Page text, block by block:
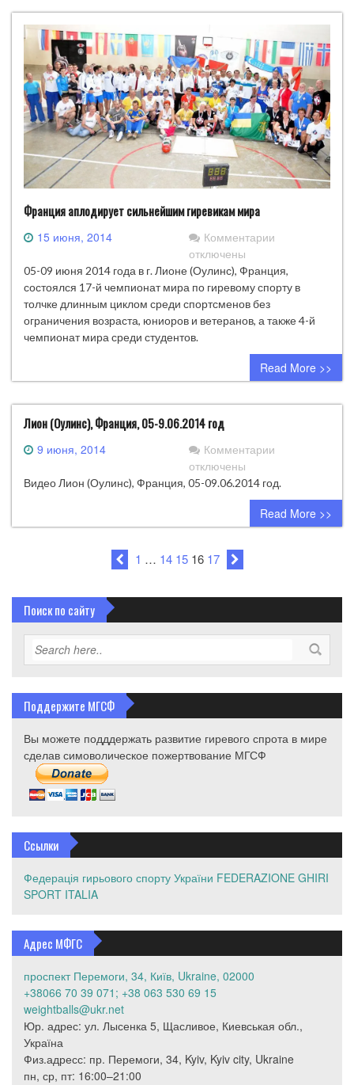
(Оулинс),
Франция,
Чемпионат
мира
в
толчке
длинным
циклом
Франция аплодирует сильнейшим гиревикам мира
15 июня, 2014 Комментарии
Франция
аплодирует
гиревикам
отключены
05-09 июня 2014 года в г. Лионе (Оулинс), Франция,
состоялся 17-й чемпионат мира по гиревому спорту в
толчке длинным циклом среди спортсменов без
ограничения возраста, юниоров и ветеранов, а также 4-й
чемпионат мира среди студентов.
Read More >>
Лион (Оулинс), Франция, 05-9.06.2014 год
9 июня, 2014 Комментарии
Лион
(Оулинс),
Франция,
05-
отключены
Видео Лион (Оулинс), Франция, 05-09.06.2014 год.
Read More >>
1 … 14 15 16 17
Поиск по сайту
Поддержите МГСФ
Вы можете подддержать развитие гиревого спрота в мире
сделав симоволическое пожертвование МГСФ
Ссылки
Федерація гирьового спорту України FEDERAZIONE GHIRI
SPORT ITALIA
Адрес МФГС
проспект Перемоги, 34, Київ, Ukraine, 02000
+38066 70 39 071; +38 063 530 69 15
weightballs@ukr.net
Юр. адрес: ул. Лысенка 5, Щасливое, Киевськая обл.,
Україна
Физ.адресс: пр. Перемоги, 34, Kyiv, Kyiv city, Ukraine
пн, ср, пт: 16:00–21:00